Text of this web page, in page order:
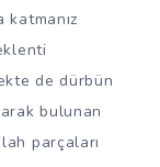
de dürbün
bulunan
parçaları